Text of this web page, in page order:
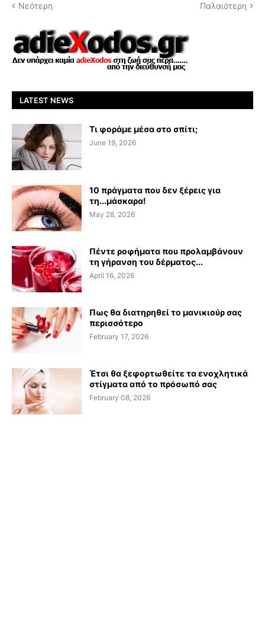
Νεότερη Παλαιότερη
LATEST NEWS
Τι φοράμε μέσα στο σπίτι;
June 19, 2026
10 πράγματα που δεν ξέρεις για
τη...μάσκαρα!
May 28, 2026
Πέντε ροφήματα που προλαμβάνουν
τη γήρανση του δέρματος...
April 16, 2026
Πως θα διατηρηθεί το μανικιούρ σας
περισσότερο
February 17, 2026
Έτσι θα ξεφορτωθείτε τα ενοχλητικά
στίγματα από το πρόσωπό σας
February 08, 2026